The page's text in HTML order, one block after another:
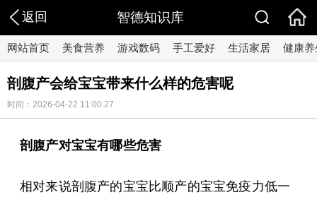
返回 智德知识库
网站首页 美食营养 游戏数码 手工爱好 生活家居 健康养
剖腹产会给宝宝带来什么样的危害呢
时间：2026-04-22 11:00:27
剖腹产对宝宝有哪些危害
相对来说剖腹产的宝宝比顺产的宝宝免疫力低一